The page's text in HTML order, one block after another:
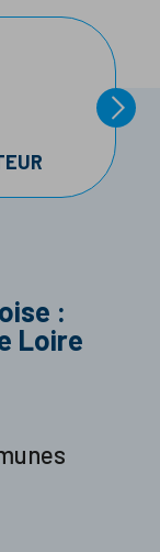
:
Loire